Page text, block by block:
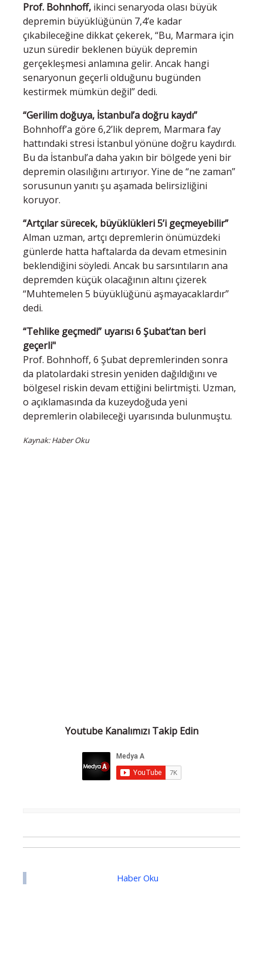
Prof. Bohnhoff, ikinci senaryoda olası büyük
depremin büyüklüğünün 7,4’e kadar
çıkabileceğine dikkat çekerek, “Bu, Marmara için
uzun süredir beklenen büyük depremin
gerçekleşmesi anlamına gelir. Ancak hangi
senaryonun geçerli olduğunu bugünden
kestirmek mümkün değil” dedi.
“Gerilim doğuya, İstanbul’a doğru kaydı”
Bohnhoff’a göre 6,2’lik deprem, Marmara fay
hattındaki stresi İstanbul yönüne doğru kaydırdı.
Bu da İstanbul’a daha yakın bir bölgede yeni bir
depremin olasılığını artırıyor. Yine de “ne zaman”
sorusunun yanıtı şu aşamada belirsizliğini
koruyor.
“Artçılar sürecek, büyüklükleri 5’i geçmeyebilir”
Alman uzman, artçı depremlerin önümüzdeki
günlerde hatta haftalarda da devam etmesinin
beklendiğini söyledi. Ancak bu sarsıntıların ana
depremden küçük olacağının altını çizerek
“Muhtemelen 5 büyüklüğünü aşmayacaklardır”
dedi.
“Tehlike geçmedi” uyarısı 6 Şubat’tan beri
geçerli"
Prof. Bohnhoff, 6 Şubat depremlerinden sonra
da platolardaki stresin yeniden dağıldığını ve
bölgesel riskin devam ettiğini belirtmişti. Uzman,
o açıklamasında da kuzeydoğuda yeni
depremlerin olabileceği uyarısında bulunmuştu.
Kaynak: Haber Oku
Youtube Kanalımızı Takip Edin
Haber Oku